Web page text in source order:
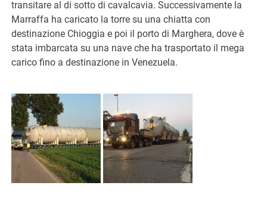
transitare al di sotto di cavalcavia. Successivamente la
Marraffa ha caricato la torre su una chiatta con
destinazione Chioggia e poi il porto di Marghera, dove è
stata imbarcata su una nave che ha trasportato il mega
carico fino a destinazione in Venezuela.